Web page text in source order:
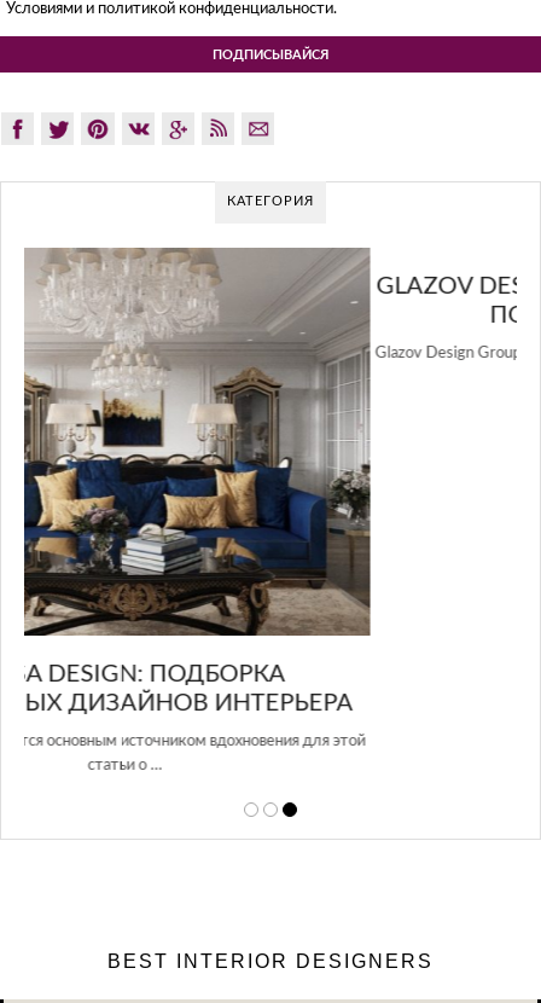
Условиями и политикой конфиденциальности.
КАТЕГОРИЯ
GLAZOV DESIGN GROUP – УНИКАЛЬНЫЙ
ПОДХОД К ДИЗАЙНУ
Glazov Design Group- это одна из лучших студий дизайна интерьера
BEST INTERIOR DESIGNERS